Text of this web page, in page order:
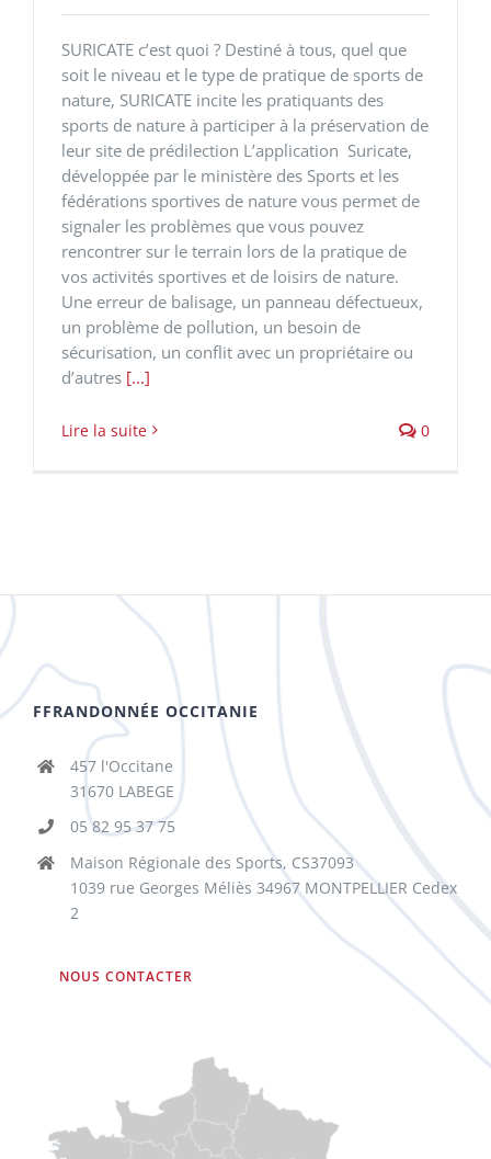
SURICATE c’est quoi ? Destiné à tous, quel que
soit le niveau et le type de pratique de sports de
nature, SURICATE incite les pratiquants des
sports de nature à participer à la préservation de
leur site de prédilection L’application Suricate,
développée par le ministère des Sports et les
fédérations sportives de nature vous permet de
signaler les problèmes que vous pouvez
rencontrer sur le terrain lors de la pratique de
vos activités sportives et de loisirs de nature.
Une erreur de balisage, un panneau défectueux,
un problème de pollution, un besoin de
sécurisation, un conflit avec un propriétaire ou
d’autres [...]
Lire la suite 0
FFRANDONNÉE OCCITANIE
457 l'Occitane
31670 LABEGE
05 82 95 37 75
Maison Régionale des Sports, CS37093
1039 rue Georges Méliès 34967 MONTPELLIER Cedex
2
NOUS CONTACTER